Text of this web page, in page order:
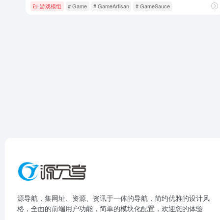
游戏模组 # Game # GameArtisan # GameSauce
源导航，集网址、资源、资讯于一体的导航，简约优雅的设计风
格，全面的前端用户功能，简单的模块化配置，欢迎您的体验